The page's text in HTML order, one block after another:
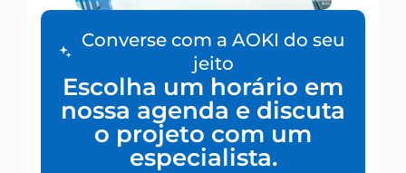
Converse com a AOKI do seu
jeito
Escolha um horário em
nossa agenda e discuta
o projeto com um
especialista.